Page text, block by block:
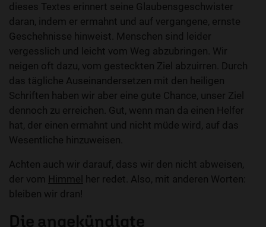
dieses Textes erinnert seine Glaubensgeschwister
daran, indem er ermahnt und auf vergangene, ernste
Geschehnisse hinweist. Menschen sind leider
vergesslich und leicht vom Weg abzubringen. Wir
neigen oft dazu, vom gesteckten Ziel abzuirren. Durch
das tägliche Auseinandersetzen mit den heiligen
Schriften haben wir aber eine gute Chance, unser Ziel
dennoch zu erreichen. Gut, wenn man da einen Helfer
hat, der einen ermahnt und nicht müde wird, auf das
Wesentliche hinzuweisen.
Achten auch wir darauf, dass wir den nicht abweisen,
der vom Himmel
her redet. Also, mit anderen Worten:
bleiben wir dran!
Die angekündigte